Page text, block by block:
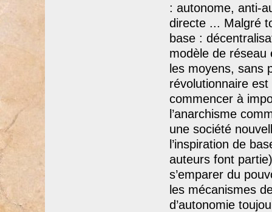
: autonome, anti-
directe ... Malgré
base :
modèle de réseau
les moyens, sans
révolutionnaire est
commencer à
l’anarchisme
une société
l’inspiration de
auteurs font
s’emparer du
les mécanismes
d’autonomie